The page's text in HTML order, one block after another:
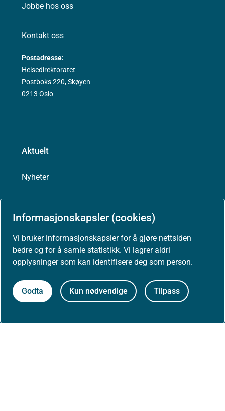
Informasjonskapsler (cookies)
Vi bruker informasjonskapsler for å gjøre nettsiden
bedre og for å samle statistikk. Vi lagrer aldri
opplysninger som kan identifisere deg som person.
Godta Kun nødvendige Tilpass
Jobbe hos oss
Kontakt oss
Postadresse:
Helsedirektoratet
Postboks 220, Skøyen
0213 Oslo
Aktuelt
Nyheter
Høringer
Presse
Om nettstedet